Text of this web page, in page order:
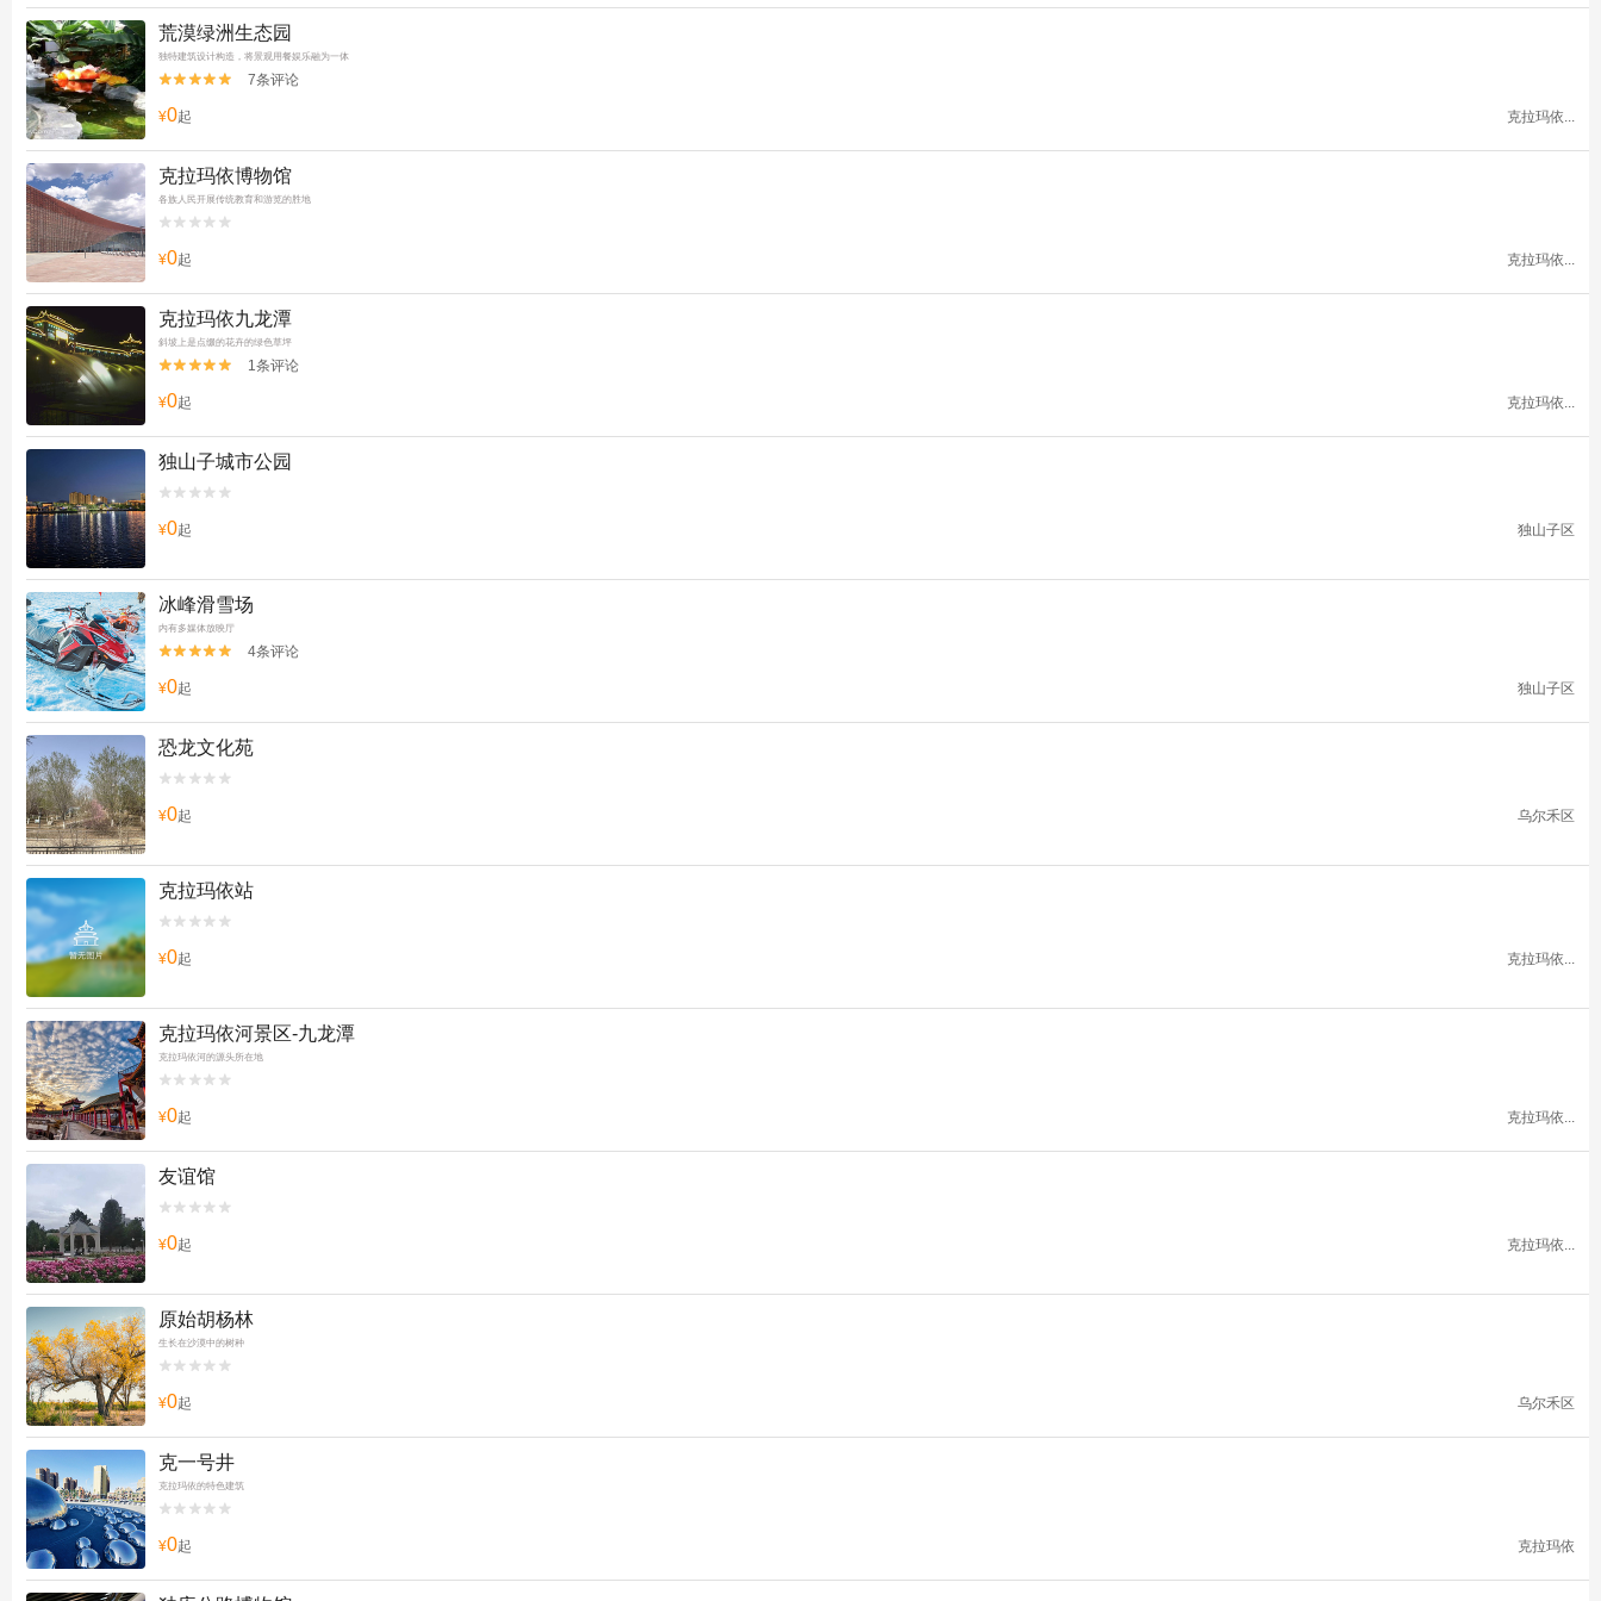
荒漠绿洲生态园
独特建筑设计构造，将景观用餐娱乐融为一体

 7条评论
¥0起 克拉玛依...
克拉玛依博物馆
各族人民开展传统教育和游览的胜地


¥0起 克拉玛依...
克拉玛依九龙潭
斜坡上是点缀的花卉的绿色草坪

 1条评论
¥0起 克拉玛依...
独山子城市公园


¥0起 独山子区
冰峰滑雪场
内有多媒体放映厅

 4条评论
¥0起 独山子区
恐龙文化苑


¥0起 乌尔禾区
克拉玛依站


¥0起 克拉玛依...
克拉玛依河景区-九龙潭
克拉玛依河的源头所在地


¥0起 克拉玛依...
友谊馆


¥0起 克拉玛依...
原始胡杨林
生长在沙漠中的树种


¥0起 乌尔禾区
克一号井
克拉玛依的特色建筑


¥0起 克拉玛依